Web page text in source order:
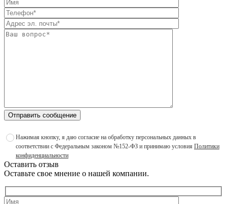
Отправить сообщение
Нажимая кнопку, я даю согласие на обработку персональных данных в
соответствии с Федеральным законом №152-ФЗ и принимаю условия Политики
конфиденциальности
Оставить отзыв
Оставьте свое мнение о нашей компании.